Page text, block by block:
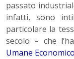
passato
infatti, sono
particolare la
secolo – che
Umane